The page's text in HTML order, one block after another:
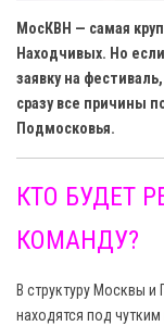
МосКВН — самая
Находчивых. Но
заявку на
сразу все причины
Подмосковья.
КТО БУДЕТ
КОМАНДУ?
В структуру Москвы
находятся под